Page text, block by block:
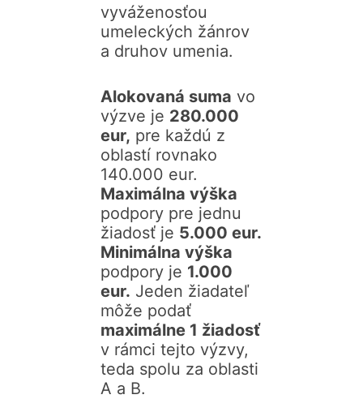
vyváženosťou
umeleckých žánrov
a druhov umenia.
Alokovaná suma vo
výzve je 280.000
eur, pre každú z
oblastí rovnako
140.000 eur.
Maximálna výška
podpory pre jednu
žiadosť je 5.000 eur.
Minimálna výška
podpory je 1.000
eur. Jeden žiadateľ
môže podať
maximálne 1 žiadosť
v rámci tejto výzvy,
teda spolu za oblasti
A a B.